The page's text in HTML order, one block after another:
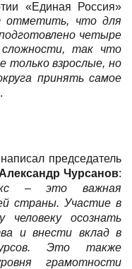
«Единая Россия»
отметить, что для
четыре
сложности, так что
только взрослые, но
принять самое
председатель
Александр Чурсанов:
– это важная
страны. Участие в
человеку осознать
и внести вклад в
Это также
грамотности